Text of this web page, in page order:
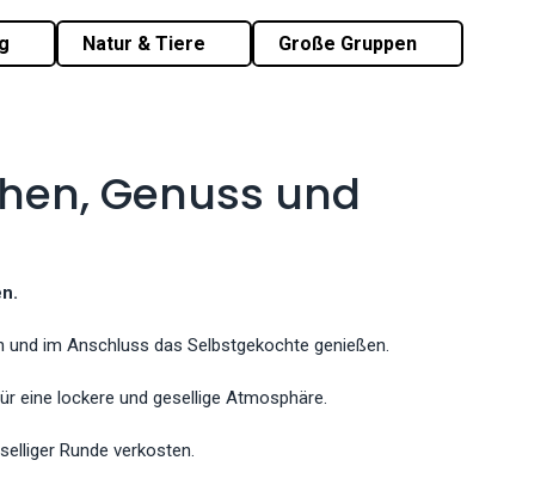
Natur & Tiere Große Gruppen
Genuss und
und im Anschluss das Selbstgekochte genießen.
eine lockere und gesellige Atmosphäre.
Runde verkosten.